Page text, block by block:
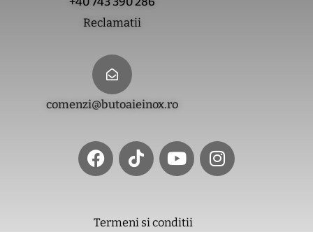
Reclamatii
comenzi@butoaieinox.ro
a
c
e
o
i
k
t
k
o
u
t
b
n
s
t
Termeni si conditii